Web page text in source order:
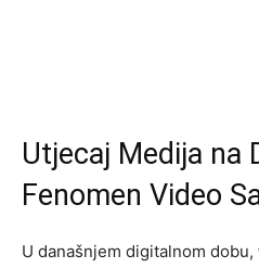
Utjecaj Medija na
Fenomen Video
U današnjem digitalnom dobu,